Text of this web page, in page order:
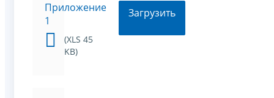
Приложение
1
(XLS 45
KB)
Загрузить